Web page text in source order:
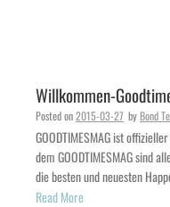
Willkommen-
Posted on2015-03-27 byBond
GOODTIMESMAG ist
dem GOODTIMESMAG sind
die besten und neuesten
Read More